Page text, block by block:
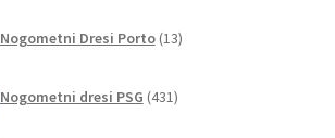
Nogometni Dresi Porto 13izdelkov
Nogometni dresi PSG 431izdelkov